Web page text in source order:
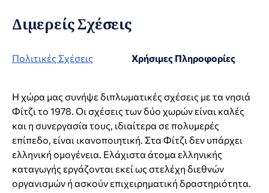
Διμερείς Σχέσεις
Πολιτικές Σχέσεις Χρήσιμες Πληροφορίες
Η χώρα μας συνήψε διπλωματικές σχέσεις με τα νησιά
Φίτζι το 1978. Οι σχέσεις των δύο χωρών είναι καλές
και η συνεργασία τους, ιδιαίτερα σε πολυμερές
επίπεδο, είναι ικανοποιητική. Στα Φίτζι δεν υπάρχει
ελληνική ομογένεια. Ελάχιστα άτομα ελληνικής
καταγωγής εργάζονται εκεί ως στελέχη διεθνών
οργανισμών ή ασκούν επιχειρηματική δραστηριότητα.